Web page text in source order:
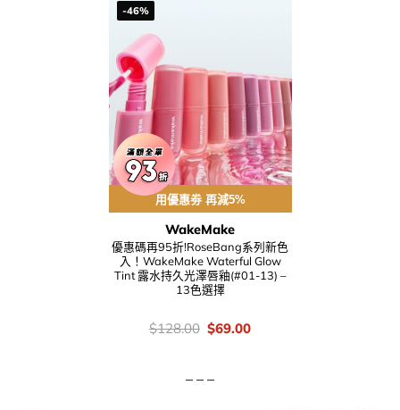
-46%
用優惠劵 再減5%
WakeMake
優惠碼再95折!RoseBang系列新色
入！WakeMake Waterful Glow
Tint 露水持久光澤唇釉(#01-13) –
13色選擇
價
錢：
$128.00 Original
price
$69.00Current
– – –